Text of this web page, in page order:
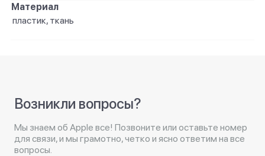
Материал
пластик, ткань
Возникли вопросы?
Мы знаем об Apple все! Позвоните или оставьте номер
для связи, и мы грамотно, четко и ясно ответим на все
вопросы.